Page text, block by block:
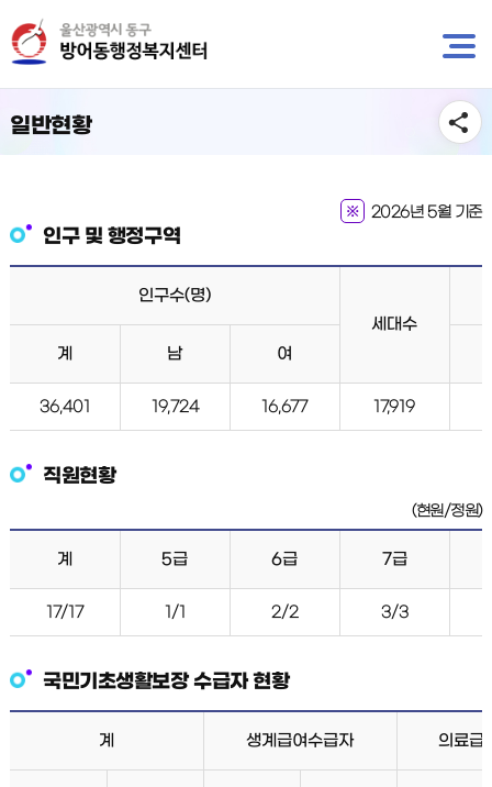
바
로
로
가
일반현황
2026년 5월 기준
인구 및 행정구역
인구수(명)
세대수
계
남 여
36,401 19,724 16,677 17,919
직원현황
(현원/정원)
계 5급 6급 7급
17/17 1/1 2/2 3/3
국민기초생활보장 수급자 현황
계 생계급여수급자 의료급